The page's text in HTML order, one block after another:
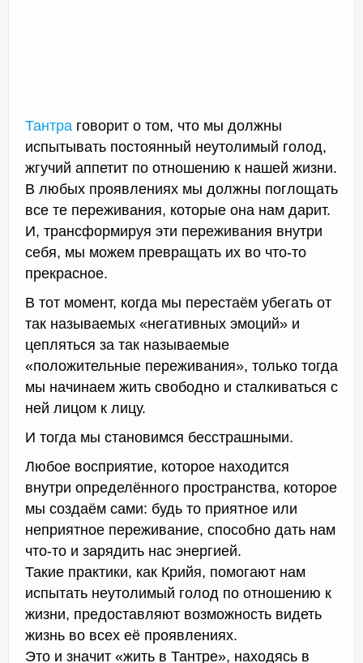
Тантра говорит о том, что мы должны
испытывать постоянный неутолимый голод,
жгучий аппетит по отношению к нашей жизни.
В любых проявлениях мы должны поглощать
все те переживания, которые она нам дарит.
И, трансформируя эти переживания внутри
себя, мы можем превращать их во что-то
прекрасное.
В тот момент, когда мы перестаём убегать от
так называемых «негативных эмоций» и
цепляться за так называемые
«положительные переживания», только тогда
мы начинаем жить свободно и сталкиваться с
ней лицом к лицу.
И тогда мы становимся бесстрашными.
Любое восприятие, которое находится
внутри определённого пространства, которое
мы создаём сами: будь то приятное или
неприятное переживание, способно дать нам
что-то и зарядить нас энергией.
Такие практики, как Крийя, помогают нам
испытать неутолимый голод по отношению к
жизни, предоставляют возможность видеть
жизнь во всех её проявлениях.
Это и значит «жить в Тантре», находясь в